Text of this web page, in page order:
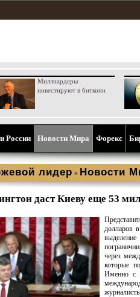
Миллиардеры
инвестируют в биткоин
России Новости Мира Форекс
лидер » Новости
даст Киеву еще 53
долларов
через
которые
Именно с